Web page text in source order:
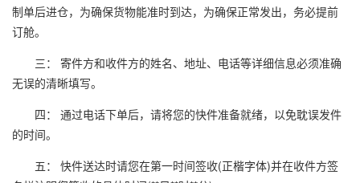
制单后进仓，为确保货物能准时到达，为确保正常发出，务必提前
订舱。
三： 寄件方和收件方的姓名、地址、电话等详细信息必须准确
无误的清晰填写。
四： 通过电话下单后，请将您的快件准备就绪，以免耽误发件
的时间。
五： 快件送达时请您在第一时间签收(正楷字体)并在收件方签